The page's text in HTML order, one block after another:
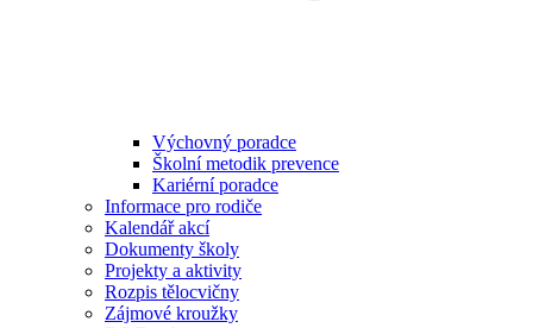
Výchovný poradce
Školní metodik prevence
Kariérní poradce
Informace pro rodiče
Kalendář akcí
Dokumenty školy
Projekty a aktivity
Rozpis tělocvičny
Zájmové kroužky